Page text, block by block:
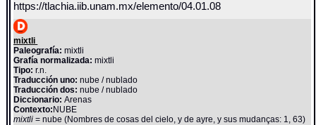
https://tlachia.iib.unam.mx/elemento/04.01.08
mixtli
Paleografía: mixtli
Grafía normalizada: mixtli
Tipo: r.n.
Traducción uno: nube / nublado
Traducción dos: nube / nublado
Diccionario:Arenas
Contexto:NUBE
mixtli= nube (Nombres de cosas del cielo, y de ayre, y sus mudanças: 1, 63)